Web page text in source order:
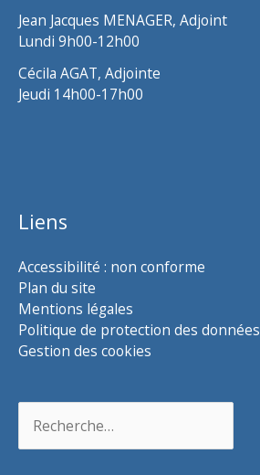
Jean Jacques MENAGER, Adjoint
Lundi 9h00-12h00
Cécila AGAT, Adjointe
Jeudi 14h00-17h00
Liens
Accessibilité : non conforme
Plan du site
Mentions légales
Politique de protection des données
Gestion des cookies